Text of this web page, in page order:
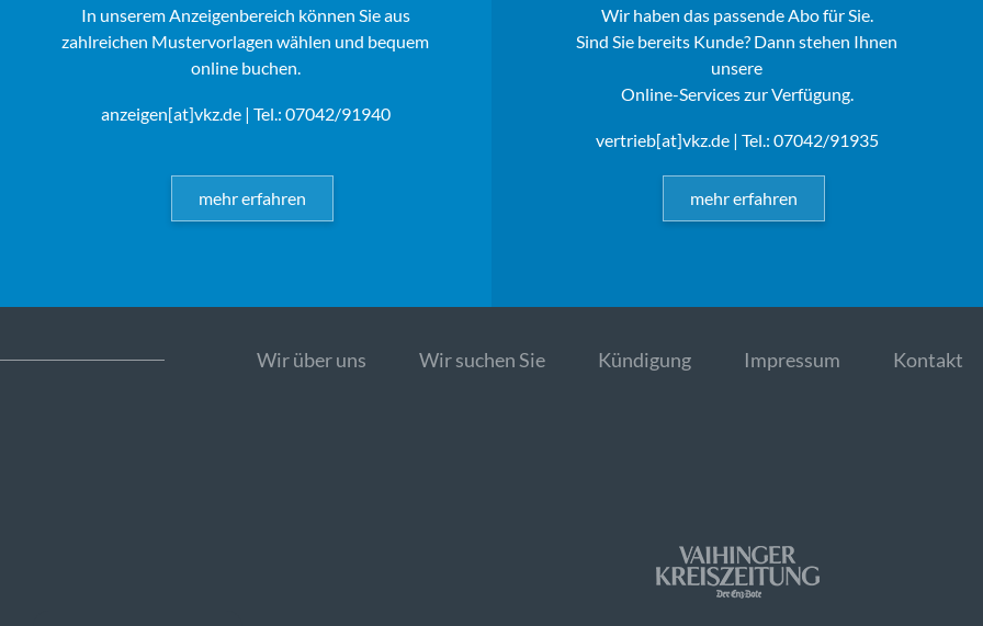
In unserem Anzeigenbereich können Sie aus
zahlreichen Mustervorlagen wählen und bequem
online buchen.
anzeigen[at]vkz.de| Tel.: 07042/91940
mehr erfahren
Wir haben das passende Abo für Sie.
Sind Sie bereits Kunde? Dann stehen Ihnen
unsere
Online-Services zur Verfügung.
vertrieb[at]vkz.de| Tel.: 07042/91935
mehr erfahren
Wir über uns Wir suchen Sie Kündigung Impressum Kontakt